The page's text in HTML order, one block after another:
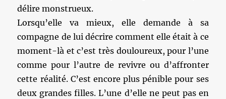
délire monstrueux.
Lorsqu’elle va mieux, elle demande à sa
compagne de lui décrire comment elle était à ce
moment-là et c’est très douloureux, pour l’une
comme pour l’autre de revivre ou d’affronter
cette réalité. C’est encore plus pénible pour ses
deux grandes filles. L’une d’elle ne peut pas en